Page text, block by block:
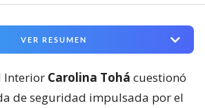
VER RESUMEN
Interior Carolina Tohá cuestionó
de seguridad impulsada por el